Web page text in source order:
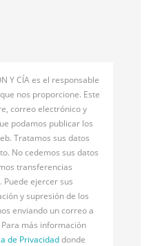
Y CÍA es el responsable
nos proporcione. Este
correo electrónico y
podamos publicar los
Tratamos sus datos
No cedemos sus datos
transferencias
Puede ejercer sus
y supresión de los
enviando un correo a
Para más información
de Privacidaddonde